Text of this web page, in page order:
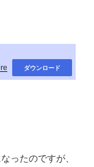
ダウンロード
ったのですが、